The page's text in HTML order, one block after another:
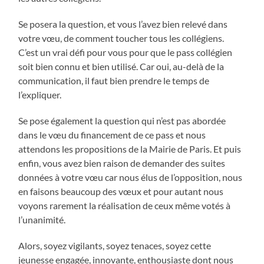
Se posera la question, et vous l’avez bien relevé dans
votre vœu, de comment toucher tous les collégiens.
C’est un vrai défi pour vous pour que le pass collégien
soit bien connu et bien utilisé. Car oui, au-delà de la
communication, il faut bien prendre le temps de
l’expliquer.
Se pose également la question qui n’est pas abordée
dans le vœu du financement de ce pass et nous
attendons les propositions de la Mairie de Paris. Et puis
enfin, vous avez bien raison de demander des suites
données à votre vœu car nous élus de l’opposition, nous
en faisons beaucoup des vœux et pour autant nous
voyons rarement la réalisation de ceux même votés à
l’unanimité.
Alors, soyez vigilants, soyez tenaces, soyez cette
jeunesse engagée, innovante, enthousiaste dont nous